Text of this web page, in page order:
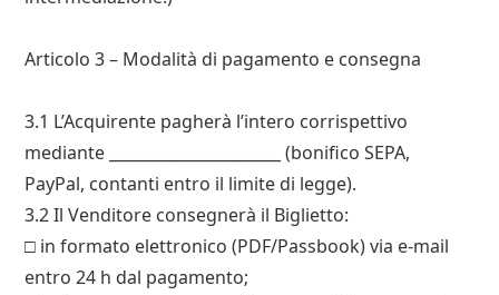
Articolo 3 – Modalità di pagamento e consegna
3.1 L’Acquirente pagherà l’intero corrispettivo
mediante ______________________ (bonifico SEPA,
PayPal, contanti entro il limite di legge).
3.2 Il Venditore consegnerà il Biglietto:
□ in formato elettronico (PDF/Passbook) via e-mail
entro 24 h dal pagamento;